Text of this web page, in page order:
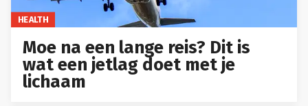
HEALTH
Moe na een lange reis? Dit is
wat een jetlag doet met je
lichaam